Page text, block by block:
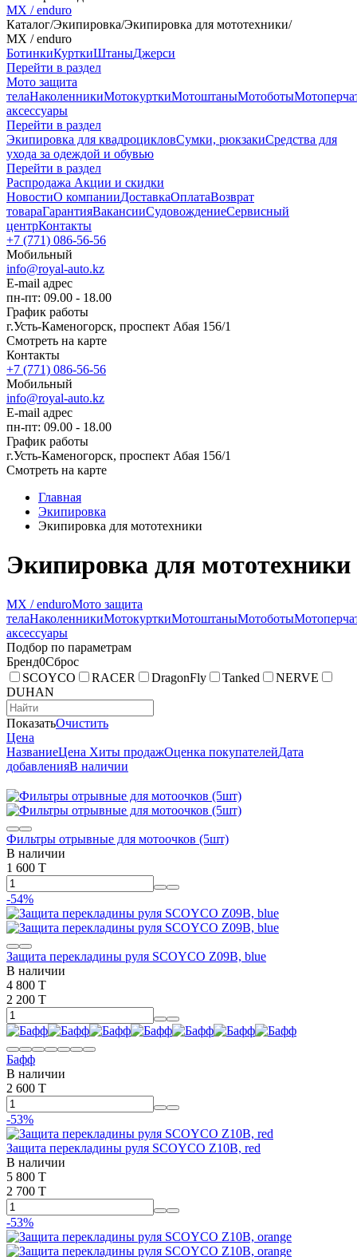
MX / enduro
Каталог/Экипировка/Экипировка для мототехники/
MX / enduro
БотинкиКурткиШтаныДжерси
Перейти в раздел
Мото защита
телаНаколенникиМотокурткиМотоштаныМотоботы
аксессуары
Перейти в раздел
Экипировка для квадроцикловСумки, рюкзакиСредства для
ухода за одеждой и обувью
Перейти в раздел
Распродажа Акции и скидки
НовостиО компанииДоставкаОплатаВозврат
товараГарантияВакансииСудовождениеСервисный
центрКонтакты
+7 (771) 086-56-56
Мобильный
info@royal-auto.kz
E-mail адрес
пн-пт: 09.00 - 18.00
График работы
г.Усть-Каменогорск, проспект Абая 156/1
Смотреть на карте
Контакты
+7 (771) 086-56-56
Мобильный
info@royal-auto.kz
E-mail адрес
пн-пт: 09.00 - 18.00
График работы
г.Усть-Каменогорск, проспект Абая 156/1
Смотреть на карте
Главная
Экипировка
Экипировка для мототехники
Экипировка для мототехники
MX / enduroМото защита
телаНаколенникиМотокурткиМотоштаныМотоботы
аксессуары
Подбор по параметрам
Бренд0Сброс
SCOYCO
RACER DragonFly Tanked
NERVE
DUHAN
ПоказатьОчистить
Цена
НазваниеЦена Хиты продажОценка покупателейДата
добавленияВ наличии
Фильтры отрывные для мотоочков (5шт)
В наличии
1 600 T
-54%
Защита перекладины руля SCOYCO Z09B, blue
В наличии
4 800 T
2 200 T
Бафф
В наличии
2 600 T
-53%
Защита перекладины руля SCOYCO Z10B, red
В наличии
5 800 T
2 700 T
-53%